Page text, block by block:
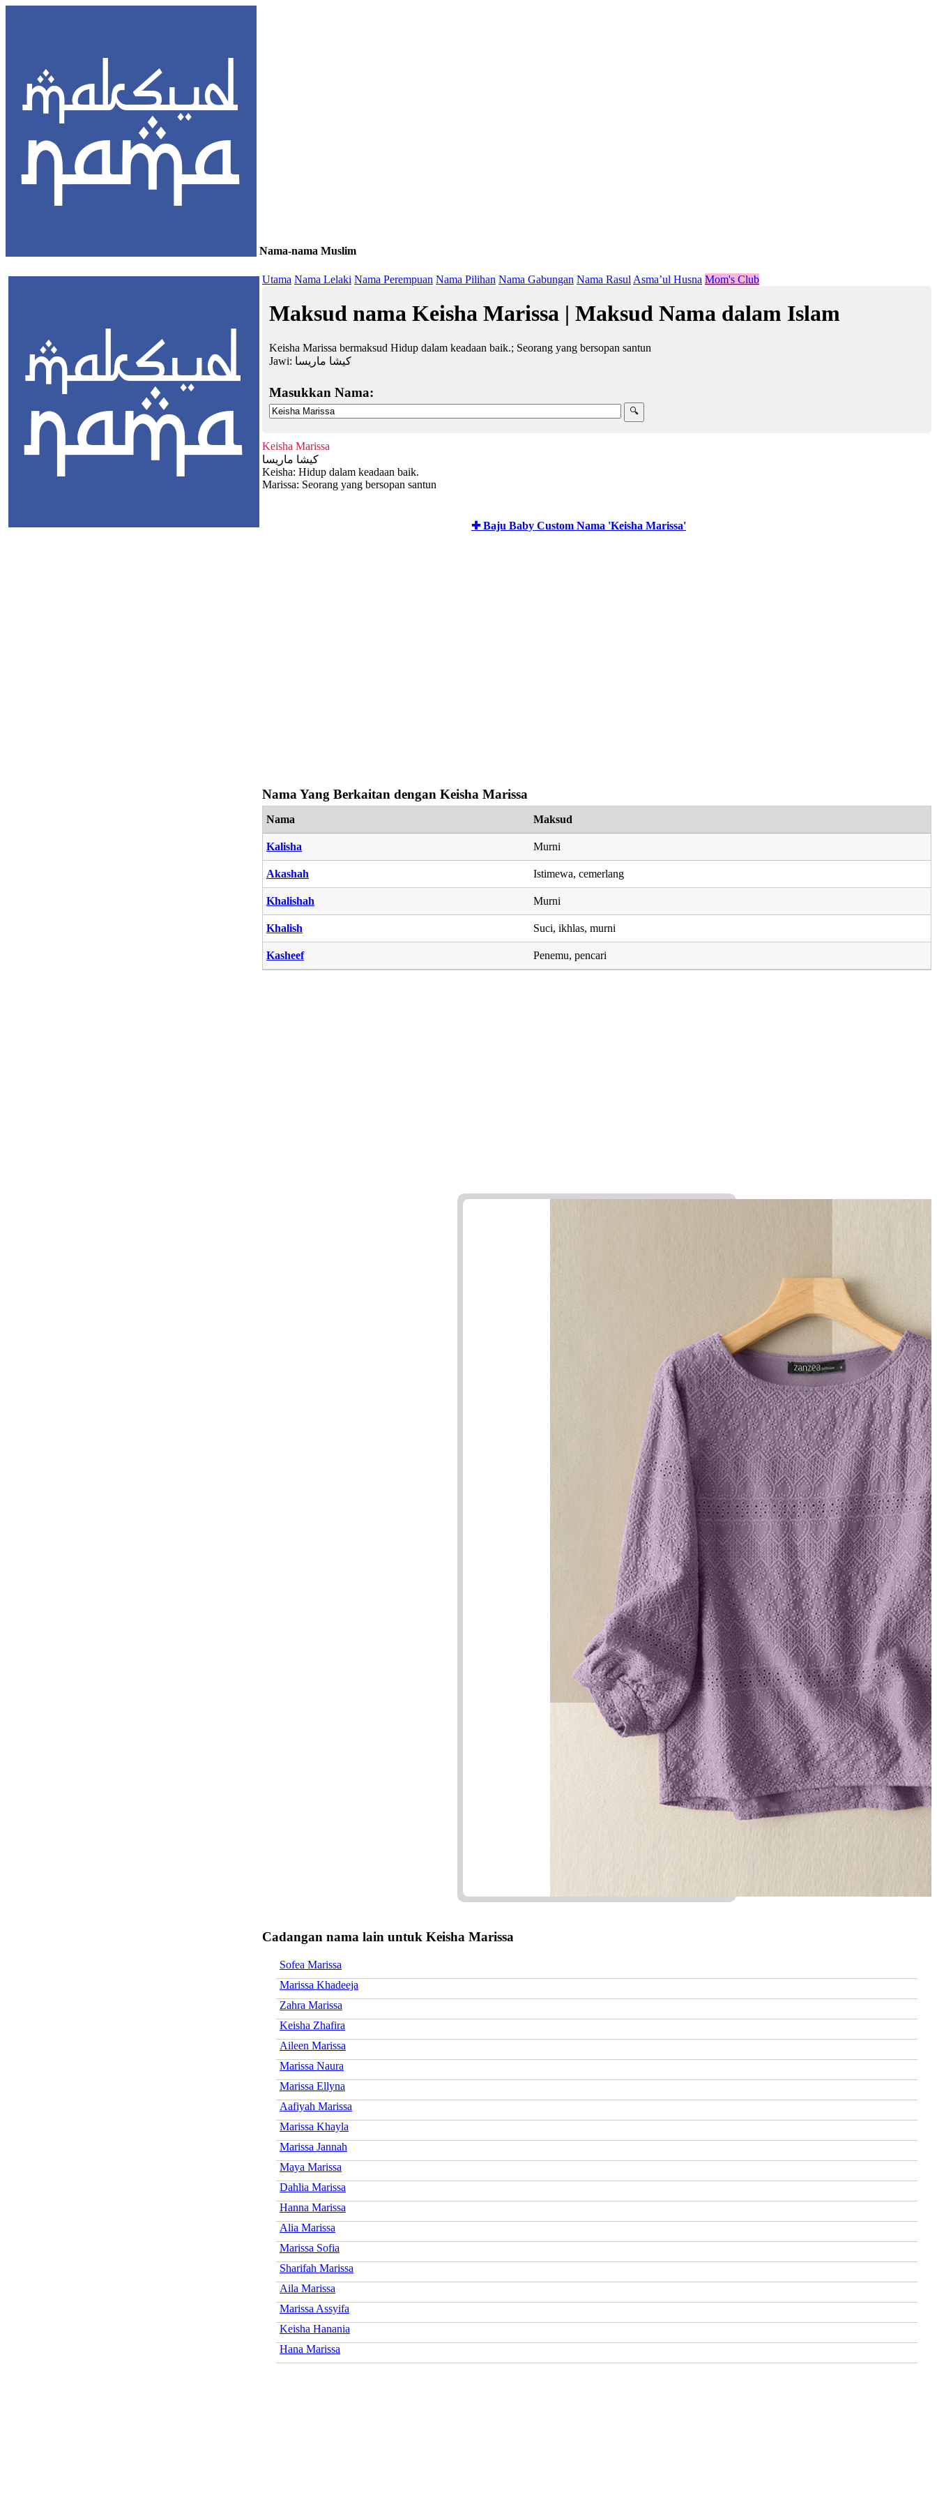
Nama-nama Muslim
Utama Nama Lelaki Nama Perempuan Nama Pilihan Nama Gabungan Nama Rasul Asma’ul Husna Mom's Club
Maksud nama Keisha Marissa | Maksud Nama dalam Islam
Keisha Marissa bermaksud Hidup dalam keadaan baik.; Seorang yang bersopan santun
Jawi: كيشا ماريسا
Masukkan Nama:
Keisha Marissa
كيشا ماريسا
Keisha: Hidup dalam keadaan baik.
Marissa: Seorang yang bersopan santun
✚ Baju Baby Custom Nama 'Keisha Marissa'
Nama Yang Berkaitan dengan Keisha Marissa
Nama Maksud
Kalisha Murni
Akashah Istimewa, cemerlang
Khalishah Murni
Khalish Suci, ikhlas, murni
Kasheef Penemu, pencari
Cadangan nama lain untuk Keisha Marissa
Sofea Marissa
Marissa Khadeeja
Zahra Marissa
Keisha Zhafira
Aileen Marissa
Marissa Naura
Marissa Ellyna
Aafiyah Marissa
Marissa Khayla
Marissa Jannah
Maya Marissa
Dahlia Marissa
Hanna Marissa
Alia Marissa
Marissa Sofia
Sharifah Marissa
Aila Marissa
Marissa Assyifa
Keisha Hanania
Hana Marissa